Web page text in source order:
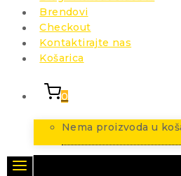
Brendovi
Checkout
Kontaktirajte nas
Košarica
0
Nema proizvoda u